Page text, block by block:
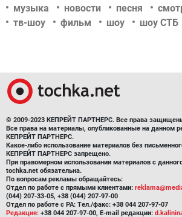
музыка
новости песня
тв-шоу
фильм шоу шоу СТБ
© 2009-2023 КЕПРЕЙТ ПАРТНЕРС. Все права
Все права на материалы, опубликованные на данном
КЕПРЕЙТ ПАРТНЕРС.
Какое-либо использование материалов без
КЕПРЕЙТ ПАРТНЕРС запрещено.
При правомерном использовании материалов с
tochka.net обязательна.
По вопросам рекламы обращайтесь:
Отдел по работе с прямыми клиентами:
(044) 207-33-05, +38 (044) 207-97-00
Отдел по работе с РА: Тел./факс: +38 044 207-97-07
Редакция: +38 044 207-97-00, E-mail редакции: